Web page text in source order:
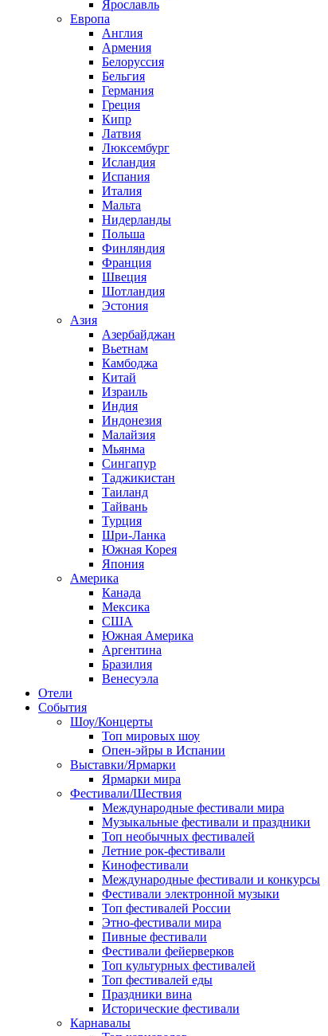
Ярославль
Европа
Англия
Армения
Белоруссия
Бельгия
Германия
Греция
Кипр
Латвия
Люксембург
Исландия
Испания
Италия
Мальта
Нидерланды
Польша
Финляндия
Франция
Швеция
Шотландия
Эстония
Азия
Азербайджан
Вьетнам
Камбоджа
Китай
Израиль
Индия
Индонезия
Малайзия
Мьянма
Сингапур
Таджикистан
Таиланд
Тайвань
Турция
Шри-Ланка
Южная Корея
Япония
Америка
Канада
Мексика
США
Южная Америка
Аргентина
Бразилия
Венесуэла
Отели
События
Шоу/Концерты
Топ мировых шоу
Опен-эйры в Испании
Выставки/Ярмарки
Ярмарки мира
Фестивали/Шествия
Международные фестивали мира
Музыкальные фестивали и праздники
Топ необычных фестивалей
Летние рок-фестивали
Кинофестивали
Международные фестивали и конкурсы
Фестивали электронной музыки
Топ фестивалей России
Этно-фестивали мира
Пивные фестивали
Фестивали фейерверков
Топ культурных фестивалей
Топ фестивалей еды
Праздники вина
Исторические фестивали
Карнавалы